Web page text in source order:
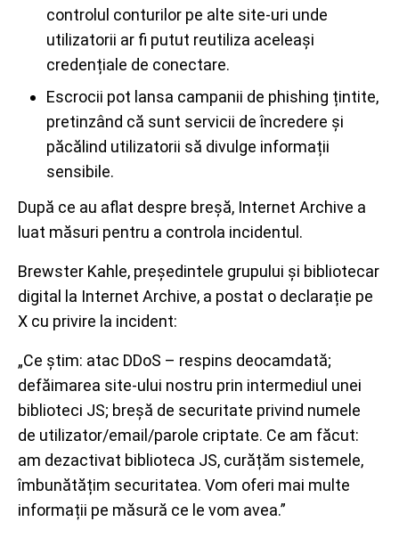
controlul conturilor pe alte site-uri unde
utilizatorii ar fi putut reutiliza aceleași
credențiale de conectare.
Escrocii pot lansa campanii de phishing țintite,
pretinzând că sunt servicii de încredere și
păcălind utilizatorii să divulge informații
sensibile.
După ce au aflat despre breșă, Internet Archive a
luat măsuri pentru a controla incidentul.
Brewster Kahle, președintele grupului și bibliotecar
digital la Internet Archive, a postat o declarație pe
X cu privire la incident:
„Ce știm: atac DDoS – respins deocamdată;
defăimarea site-ului nostru prin intermediul unei
biblioteci JS; breșă de securitate privind numele
de utilizator/email/parole criptate. Ce am făcut:
am dezactivat biblioteca JS, curățăm sistemele,
îmbunătățim securitatea. Vom oferi mai multe
informații pe măsură ce le vom avea.”